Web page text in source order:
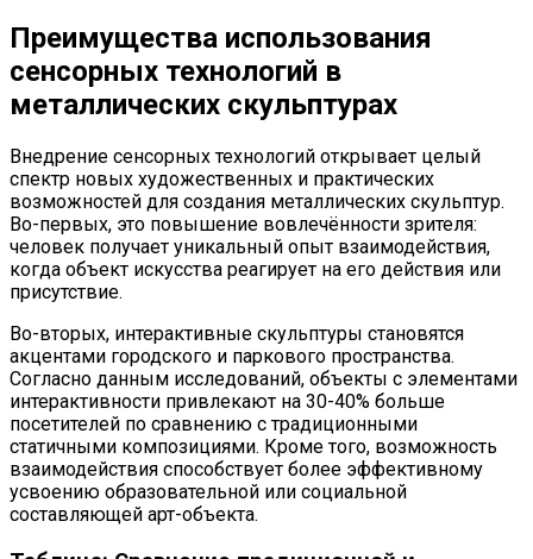
Преимущества использования
сенсорных технологий в
металлических скульптурах
Внедрение сенсорных технологий открывает целый
спектр новых художественных и практических
возможностей для создания металлических скульптур.
Во-первых, это повышение вовлечённости зрителя:
человек получает уникальный опыт взаимодействия,
когда объект искусства реагирует на его действия или
присутствие.
Во-вторых, интерактивные скульптуры становятся
акцентами городского и паркового пространства.
Согласно данным исследований, объекты с элементами
интерактивности привлекают на 30-40% больше
посетителей по сравнению с традиционными
статичными композициями. Кроме того, возможность
взаимодействия способствует более эффективному
усвоению образовательной или социальной
составляющей арт-объекта.